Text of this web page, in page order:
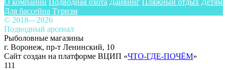
Для бассейна Туризм
© 2018—2026
Подводный арсенал
Рыболовные магазины
г. Воронеж, пр-т Ленинский, 10
Сайт создан на платформе ВЦИП «ЧТО-ГДЕ-ПОЧЁМ»
111